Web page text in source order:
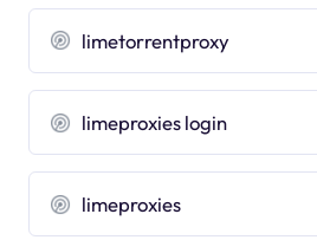
limetorrentproxy
limeproxies login
limeproxies